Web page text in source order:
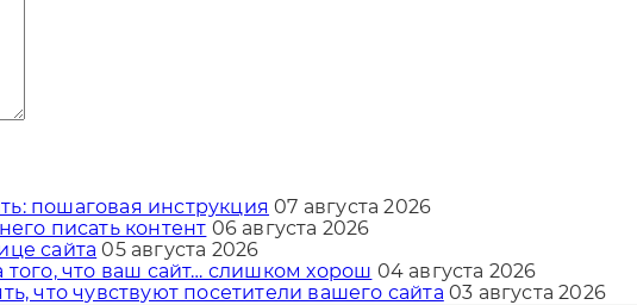
пошаговая инструкция 07 августа 2026
писать контент 06 августа 2026
сайта 05 августа 2026
того, что ваш сайт… слишком хорош 04 августа 2026
что чувствуют посетители вашего сайта 03 августа 2026